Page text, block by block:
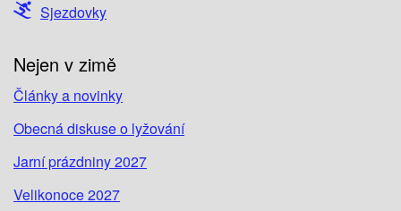
Sjezdovky
Nejen v zimě
Články a novinky
Obecná diskuse o lyžování
Jarní prázdniny 2027
Velikonoce 2027